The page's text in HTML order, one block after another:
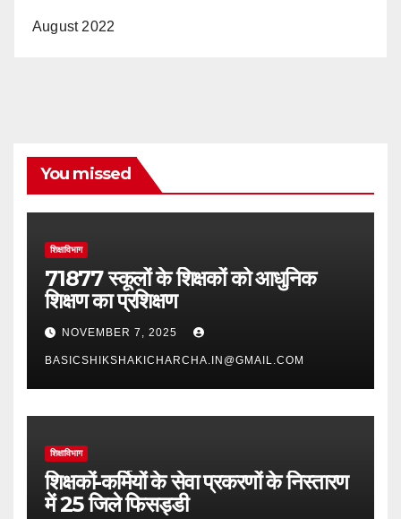
August 2022
You missed
शिक्षाविभाग
71877 स्कूलों के शिक्षकों को आधुनिक
शिक्षण का प्रशिक्षण
NOVEMBER 7, 2025
BASICSHIKSHAKICHARCHA.IN@GMAIL.COM
शिक्षाविभाग
शिक्षकों-कर्मियों के सेवा प्रकरणों के निस्तारण
में 25 जिले फिसड्डी